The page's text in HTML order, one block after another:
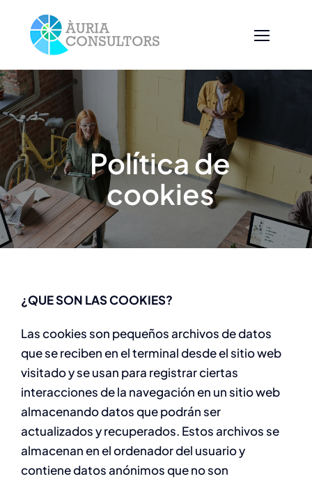
content
Política de
cookies
¿QUE SON LAS COOKIES?
Las cookies son pequeños archivos de datos
que se reciben en el terminal desde el sitio web
visitado y se usan para registrar ciertas
interacciones de la navegación en un sitio web
almacenando datos que podrán ser
actualizados y recuperados. Estos archivos se
almacenan en el ordenador del usuario y
contiene datos anónimos que no son